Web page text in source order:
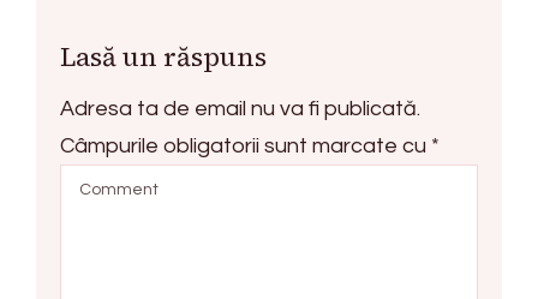
Lasă un răspuns
Adresa ta de email nu va fi publicată.
Câmpurile obligatorii sunt marcate cu *